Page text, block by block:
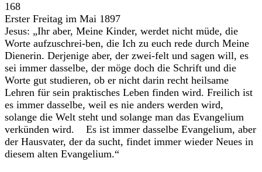
168
Erster Freitag im Mai 1897
Jesus: „Ihr aber, Meine Kinder, werdet nicht müde, die
Worte aufzuschrei-ben, die Ich zu euch rede durch Meine
Dienerin. Derjenige aber, der zwei-felt und sagen will, es
sei immer dasselbe, der möge doch die Schrift und die
Worte gut studieren, ob er nicht darin recht heilsame
Lehren für sein praktisches Leben finden wird. Freilich ist
es immer dasselbe, weil es nie anders werden wird,
solange die Welt steht und solange man das Evangelium
verkünden wird. Es ist immer dasselbe Evangelium, aber
der Hausvater, der da sucht, findet immer wieder Neues in
diesem alten Evangelium.“